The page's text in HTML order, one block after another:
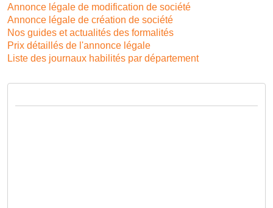
Annonce légale de modification de société
Annonce légale de création de société
Nos guides et actualités des formalités
Prix détaillés de l'annonce légale
Liste des journaux habilités par département